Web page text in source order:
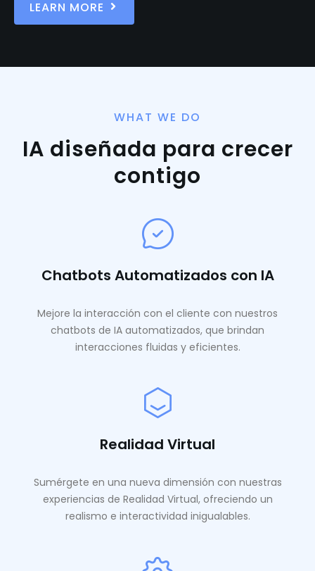
LEARN MORE
WHAT WE DO
IA diseñada para crecer
contigo
Chatbots Automatizados con IA
Mejore la interacción con el cliente con nuestros
chatbots de IA automatizados, que brindan
interacciones fluidas y eficientes.
Realidad Virtual
Sumérgete en una nueva dimensión con nuestras
experiencias de Realidad Virtual, ofreciendo un
realismo e interactividad inigualables.